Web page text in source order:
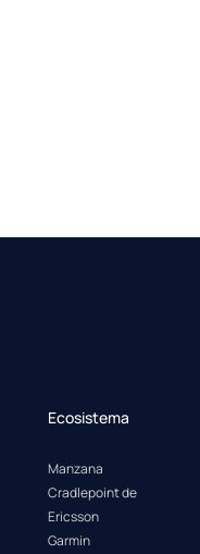
Ecosistema
Manzana
Cradlepoint de
Ericsson
Garmin